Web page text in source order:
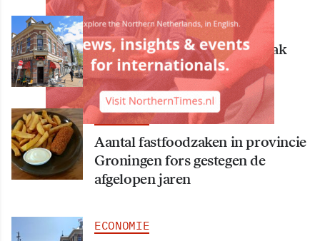
ECONOMIE
Bekende Groningse dönerzaak
Hasret failliet
ECONOMIE
Aantal fastfoodzaken in provincie
Groningen fors gestegen de
afgelopen jaren
ECONOMIE